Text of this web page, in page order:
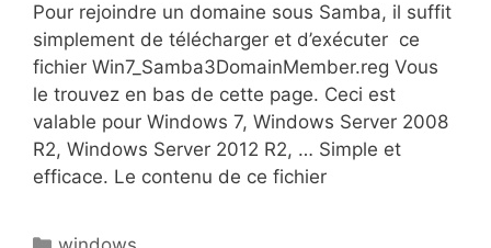
Pour rejoindre un domaine sous Samba, il suffit
simplement de télécharger et d’exécuter ce
fichier Win7_Samba3DomainMember.reg Vous
le trouvez en bas de cette page. Ceci est
valable pour Windows 7, Windows Server 2008
R2, Windows Server 2012 R2, … Simple et
efficace. Le contenu de ce fichier
Catégories